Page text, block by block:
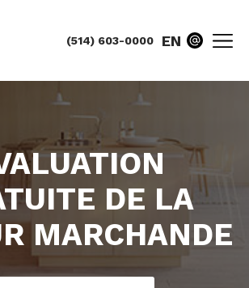
(514) 603-0000 EN
DE LA
MARCHANDE